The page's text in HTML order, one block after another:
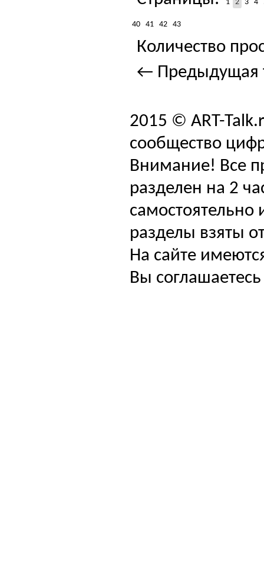
1 2 3 4
40 41 42 43
Количество
← Предыдущая
2015 © ART-
сообщество
Внимание! Все
разделен на 2
самостоятельно
разделы взяты
На сайте
Вы